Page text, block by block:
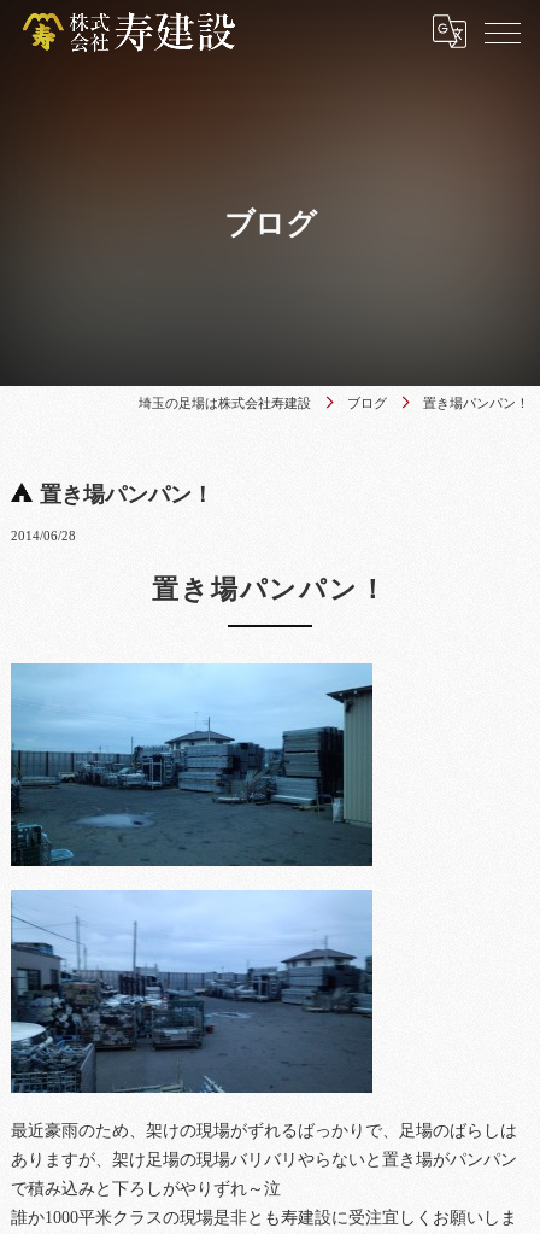
ブログ
埼玉の足場は株式会社寿建設 ブログ 置き場パンパン！
置き場パンパン！
2014/06/28
置き場パンパン！
最近豪雨のため、架けの現場がずれるばっかりで、足場のばらしは
ありますが、架け足場の現場バリバリやらないと置き場がパンパン
で積み込みと下ろしがやりずれ～泣
誰か1000平米クラスの現場是非とも寿建設に受注宜しくお願いしま